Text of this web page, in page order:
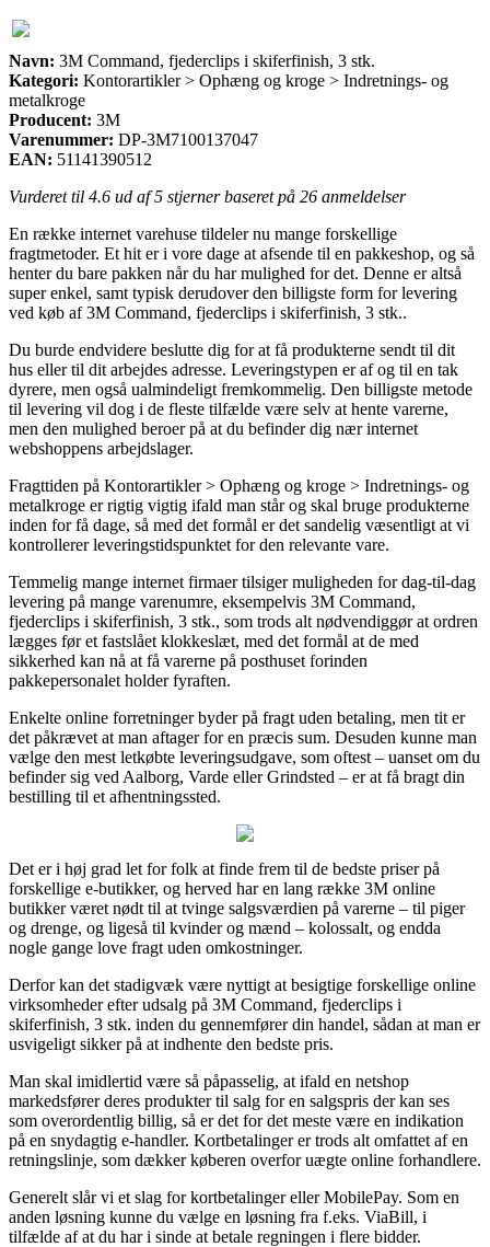
Navn: 3M Command, fjederclips i skiferfinish, 3 stk.
Kategori: Kontorartikler > Ophæng og kroge > Indretnings- og
metalkroge
Producent: 3M
Varenummer: DP-3M7100137047
EAN: 51141390512
Vurderet til 4.6 ud af 5 stjerner baseret på 26 anmeldelser
En række internet varehuse tildeler nu mange forskellige
fragtmetoder. Et hit er i vore dage at afsende til en pakkeshop, og så
henter du bare pakken når du har mulighed for det. Denne er altså
super enkel, samt typisk derudover den billigste form for levering
ved køb af 3M Command, fjederclips i skiferfinish, 3 stk..
Du burde endvidere beslutte dig for at få produkterne sendt til dit
hus eller til dit arbejdes adresse. Leveringstypen er af og til en tak
dyrere, men også ualmindeligt fremkommelig. Den billigste metode
til levering vil dog i de fleste tilfælde være selv at hente varerne,
men den mulighed beroer på at du befinder dig nær internet
webshoppens arbejdslager.
Fragttiden på Kontorartikler > Ophæng og kroge > Indretnings- og
metalkroge er rigtig vigtig ifald man står og skal bruge produkterne
inden for få dage, så med det formål er det sandelig væsentligt at vi
kontrollerer leveringstidspunktet for den relevante vare.
Temmelig mange internet firmaer tilsiger muligheden for dag-til-dag
levering på mange varenumre, eksempelvis 3M Command,
fjederclips i skiferfinish, 3 stk., som trods alt nødvendiggør at ordren
lægges før et fastslået klokkeslæt, med det formål at de med
sikkerhed kan nå at få varerne på posthuset forinden
pakkepersonalet holder fyraften.
Enkelte online forretninger byder på fragt uden betaling, men tit er
det påkrævet at man aftager for en præcis sum. Desuden kunne man
vælge den mest letkøbte leveringsudgave, som oftest – uanset om du
befinder sig ved Aalborg, Varde eller Grindsted – er at få bragt din
bestilling til et afhentningssted.
Det er i høj grad let for folk at finde frem til de bedste priser på
forskellige e-butikker, og herved har en lang række 3M online
butikker været nødt til at tvinge salgsværdien på varerne – til piger
og drenge, og ligeså til kvinder og mænd – kolossalt, og endda
nogle gange love fragt uden omkostninger.
Derfor kan det stadigvæk være nyttigt at besigtige forskellige online
virksomheder efter udsalg på 3M Command, fjederclips i
skiferfinish, 3 stk. inden du gennemfører din handel, sådan at man er
usvigeligt sikker på at indhente den bedste pris.
Man skal imidlertid være så påpasselig, at ifald en netshop
markedsfører deres produkter til salg for en salgspris der kan ses
som overordentlig billig, så er det for det meste være en indikation
på en snydagtig e-handler. Kortbetalinger er trods alt omfattet af en
retningslinje, som dækker køberen overfor uægte online forhandlere.
Generelt slår vi et slag for kortbetalinger eller MobilePay. Som en
anden løsning kunne du vælge en løsning fra f.eks. ViaBill, i
tilfælde af at du har i sinde at betale regningen i flere bidder.